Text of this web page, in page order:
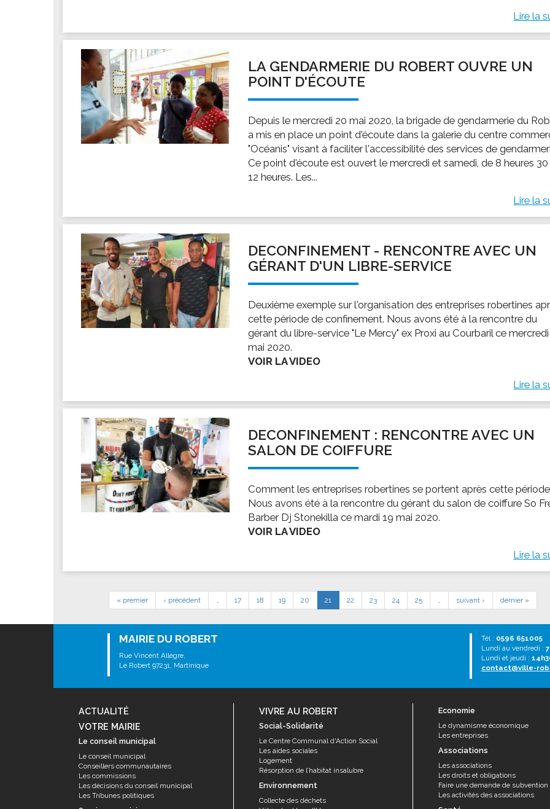
Lire la
LA GENDARMERIE DU ROBERT OUVRE UN
POINT D'ÉCOUTE
Depuis le mercredi 20 mai 2020, la brigade de gendarmerie du
a mis en place un point d'écoute dans la galerie du centre
"Océanis" visant à faciliter l'accessibilité des services de
Ce point d'écoute est ouvert le mercredi et samedi, de 8 heures 30
12 heures. Les...
Lire la
DECONFINEMENT - RENCONTRE AVEC UN
GÉRANT D'UN LIBRE-SERVICE
Deuxième exemple sur l'organisation des entreprises robertines
cette période de confinement. Nous avons été à la rencontre du
gérant du libre-service "Le Mercy" ex Proxi au Courbaril ce
mai 2020.
VOIR LA VIDEO
Lire la
DECONFINEMENT : RENCONTRE AVEC UN
SALON DE COIFFURE
Comment les entreprises robertines se portent après cette
Nous avons été à la rencontre du gérant du salon de coiffure So
Barber Dj Stonekilla ce mardi 19 mai 2020.
VOIR LA VIDEO
Lire la
« premier ‹ précédent 17 18 19 20 21 22 23 24 25 suivant › dernier »
MAIRIE DU ROBERT
Rue Vincent Allègre,
Le Robert 97231, Martinique
Tél : 0596 651005
Lundi au vendredi :
Lundi et jeudi :
contact@ville-
ACTUALITÉ
VOTRE MAIRIE
Le conseil municipal
Le conseil municipal
Conseillers communautaires
Les commissions
Les décisions du conseil municipal
Les Tribunes politiques
VIVRE AU ROBERT
Social-Solidarité
Le Centre Communal d'Action Social
Les aides sociales
Logement
Résorption de l’habitat insalubre
Environnement
Collecte des déchets
Economie
Le dynamisme économique
Les entreprises
Associations
Les associations
Les droits et obligations
Faire une demande de subvention
Les activités des associations